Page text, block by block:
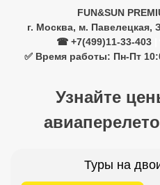
FUN&SUN
г. Москва, м. Павелецкая,
☎ +7(499)11-33-403
✅ Время работы: Пн-Пт
Узнайте
Туры на
Сетевые отели Мальдив
Сетевые отели Сейшел
Сетевые отели Маврикия